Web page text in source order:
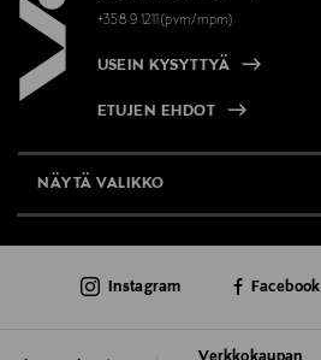
+358 9 1211(pvm/mpm)
USEIN KYSYTTYÄ
ETUJEN EHDOT
NÄYTÄ VALIKKO
AJANKOHTAISTA
Instagram Facebook